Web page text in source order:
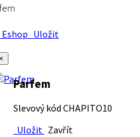
Uložit
Parfem
Slevový kód CHAPITO10
Uložit Zavřít